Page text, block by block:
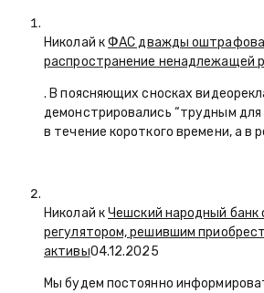
Николай кФАС дважды
распространение ненадлежащей
. В поясняющих сносках
демонстрировались “трудным
в течение короткого времени, а в
Николай кЧешский народный банк
регулятором, решившим
активы04.12.2025
Мы будем постоянно